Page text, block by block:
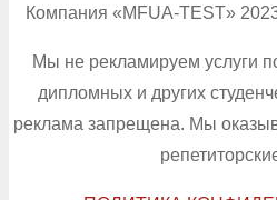
Компания «MFUA-TEST»
Мы не рекламируем услуги
дипломных и других
реклама запрещена. Мы